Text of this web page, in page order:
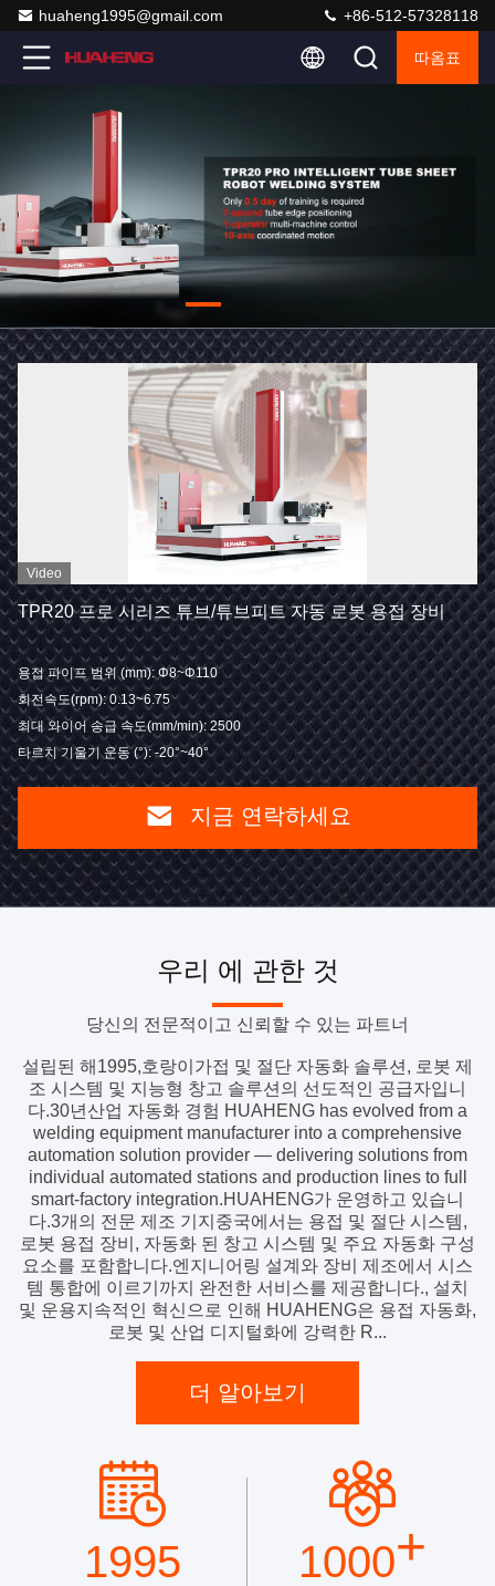
huaheng1995@gmail.com +86-512-57328118
따옴표
Video
TPR20 프로 시리즈 튜브/튜브피트 자동 로봇 용접 장비
용접 파이프 범위 (mm): Φ8~Φ110
회전속도(rpm): 0.13~6.75
최대 와이어 송급 속도(mm/min): 2500
타르치 기울기 운동 (°): -20°~40°
지금 연락하세요
우리 에 관한 것
당신의 전문적이고 신뢰할 수 있는 파트너
설립된 해1995,호랑이가접 및 절단 자동화 솔루션, 로봇 제
조 시스템 및 지능형 창고 솔루션의 선도적인 공급자입니
다.30년산업 자동화 경험 HUAHENG has evolved from a
welding equipment manufacturer into a comprehensive
automation solution provider — delivering solutions from
individual automated stations and production lines to full
smart-factory integration.HUAHENG가 운영하고 있습니
다.3개의 전문 제조 기지중국에서는 용접 및 절단 시스템,
로봇 용접 장비, 자동화 된 창고 시스템 및 주요 자동화 구성
요소를 포함합니다.엔지니어링 설계와 장비 제조에서 시스
템 통합에 이르기까지 완전한 서비스를 제공합니다., 설치
및 운용지속적인 혁신으로 인해 HUAHENG은 용접 자동화,
로봇 및 산업 디지털화에 강력한 R...
더 알아보기
1995 1000+